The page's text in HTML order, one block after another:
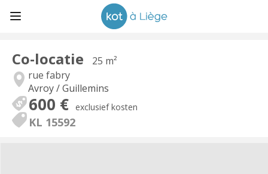
Co-locatie
25 m²
rue fabry
Avroy / Guillemins
600 € exclusief kosten
KL 15592